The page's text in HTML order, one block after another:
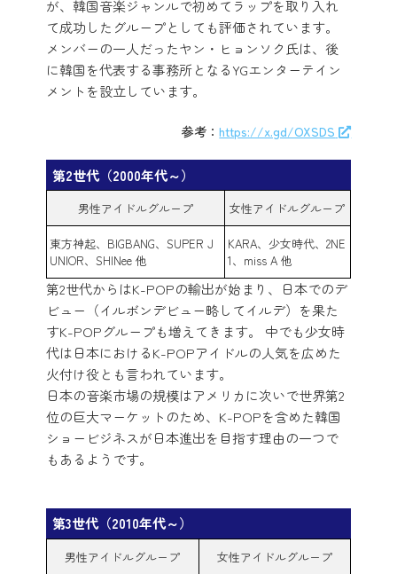
が、韓国音楽ジャンルで初めてラップを取り入れ
て成功したグループとしても評価されています。
メンバーの一人だったヤン・ヒョンソク氏は、後
に韓国を代表する事務所となるYGエンターテイン
メントを設立しています。
参考：https://x.gd/OXSDS
第2世代（2000年代～）
男性アイドルグループ 女性アイドルグループ
東方神起、BIGBANG、SUPER J
UNIOR、SHINee 他
KARA、少女時代、2NE
1、miss A 他
第2世代からはK-POPの輸出が始まり、日本でのデ
ビュー（イルボンデビュー略してイルデ）を果た
すK-POPグループも増えてきます。 中でも少女時
代は日本におけるK-POPアイドルの人気を広めた
火付け役とも言われています。
日本の音楽市場の規模はアメリカに次いで世界第2
位の巨大マーケットのため、K-POPを含めた韓国
ショービジネスが日本進出を目指す理由の一つで
もあるようです。
第3世代（2010年代～）
男性アイドルグループ 女性アイドルグループ